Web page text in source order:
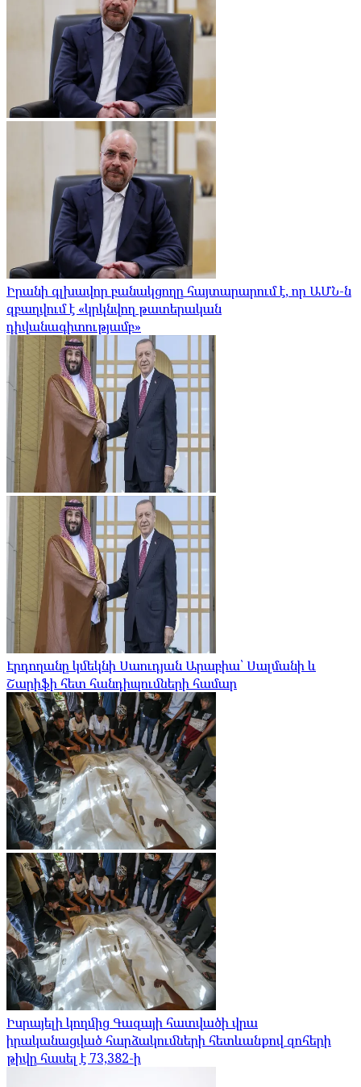
Իրանի գլխավոր բանակցողը հայտարարում է, որ ԱՄՆ-ն
զբաղվում է «կրկնվող թատերական
դիվանագիտությամբ»
Էրդողանը կմեկնի Սաուդյան Արաբիա՝ Սալմանի և
Շարիֆի հետ հանդիպումների համար
Իսրայելի կողմից Գազայի հատվածի վրա
իրականացված հարձակումների հետևանքով զոհերի
թիվը հասել է 73,382-ի